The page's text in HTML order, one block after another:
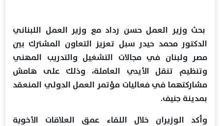
بحث وزير العمل حسن رداد مع وزير العمل اللبناني
الدكتور محمد حيدر سبل تعزيز التعاون المشترك بين
مصر ولبنان في مجالات التشغيل والتدريب المهني
وتنظيم تنقل الأيدي العاملة، وذلك على هامش
مشاركتهما في فعاليات مؤتمر العمل الدولي المنعقد
بمدينة جنيف.
وأكد الوزيران خلال اللقاء عمق العلاقات الأخوية